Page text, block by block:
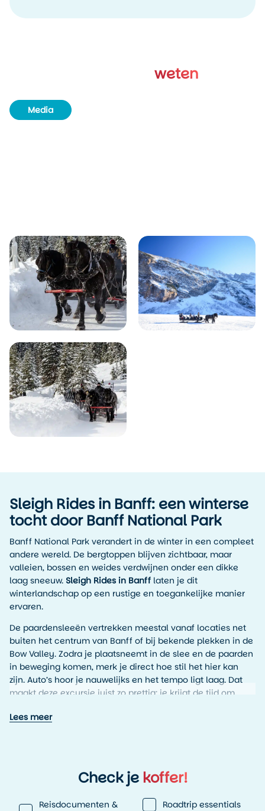
weten
Media
Sleigh Rides in Banff: een winterse
tocht door Banff National Park
Banff National Park verandert in de winter in een compleet
andere wereld. De bergtoppen blijven zichtbaar, maar
valleien, bossen en weides verdwijnen onder een dikke
laag sneeuw. Sleigh Rides in Banff laten je dit
winterlandschap op een rustige en toegankelijke manier
ervaren.
De paardensleeën vertrekken meestal vanaf locaties net
buiten het centrum van Banff of bij bekende plekken in de
Bow Valley. Zodra je plaatsneemt in de slee en de paarden
in beweging komen, merk je direct hoe stil het hier kan
zijn. Auto’s hoor je nauwelijks en het tempo ligt laag. Dat
maakt deze excursie juist zo prettig: je krijgt de tijd om
Paardensleeën horen al lang bij het winterleven in Canada.
Voordat sneeuwruimers en moderne wegen bestonden,
waren sleeën een praktische manier om door bergdalen
Lees meer
Check jekoffer!
Reisdocumenten &
Roadtrip essentials